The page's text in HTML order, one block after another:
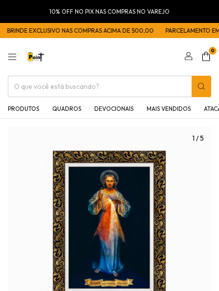
10% OFF NO PIX NAS COMPRAS NO VAREJO
BRINDE EXCLUSIVO NAS COMPRAS ACIMA DE 500,00 PARCELAMENTO EM
0
PRODUTOS QUADROS DEVOCIONAIS MAIS VENDIDOS
1 /5